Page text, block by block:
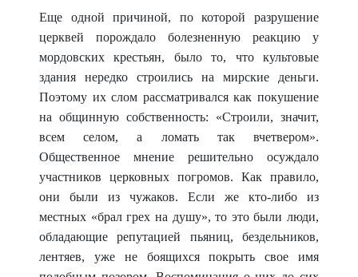
Еще одной причиной, по которой разрушение
церквей порождало болезненную реакцию у
мордовских крестьян, было то, что культовые
здания нередко строились на мирские деньги.
Поэтому их слом рассматривался как покушение
на общинную собственность: «Строили, значит,
всем селом, а ломать так вчетвером».
Общественное мнение решительно осуждало
участников церковных погромов. Как правило,
они были из чужаков. Если же кто-либо из
местных «брал грех на душу», то это были люди,
обладающие репутацией пьяниц, бездельников,
лентяев, уже не боящихся покрыть свое имя